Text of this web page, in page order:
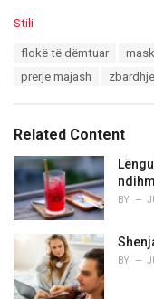
C
i
e
s
:
Stili
flokë të dëmtuar
prerje majash
Related Content
BY
BY